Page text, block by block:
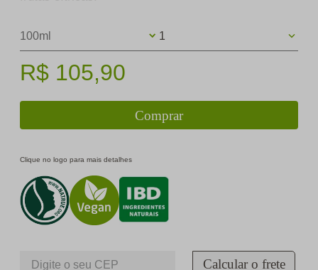
100ml 1
R$ 105,90
Comprar
Clique no logo para mais detalhes
Calcular o frete